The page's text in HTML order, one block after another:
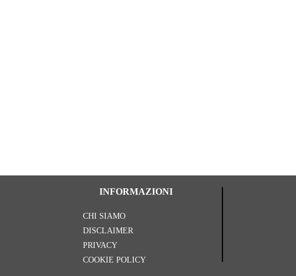
INFORMAZIONI
CHI SIAMO
DISCLAIMER
PRIVACY
COOKIE POLICY